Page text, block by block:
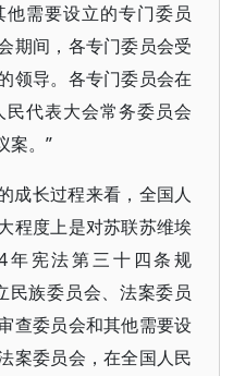
需要设立的专门委员
期间，各专门委员会受
领导。各专门委员会在
代表大会常务委员会
案。”
成长过程来看，全国人
程度上是对苏联苏维埃
年宪法第三十四条规
民族委员会、法案委员
查委员会和其他需要设
案委员会，在全国人民